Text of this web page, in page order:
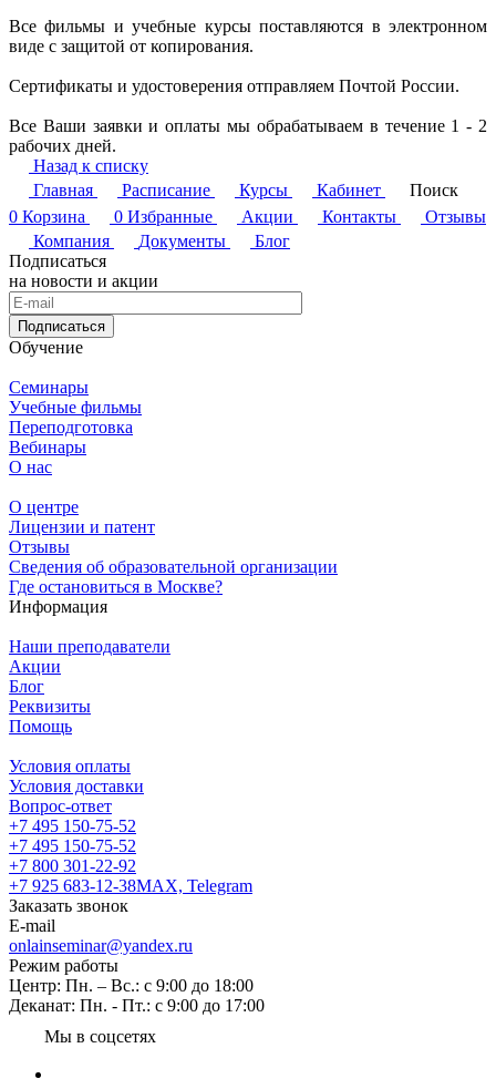
Все фильмы и учебные курсы поставляются в электронном
виде с защитой от копирования.
Сертификаты и удостоверения отправляем Почтой России.
Все Ваши заявки и оплаты мы обрабатываем в течение 1 - 2
рабочих дней.
Назад к списку
Главная
Расписание Курсы Кабинет
Поиск
0 Корзина 0 Избранные Акции Контакты
Отзывы
Компания
Документы
Блог
Подписаться
на новости и акции
Подписаться
Обучение
Семинары
Учебные фильмы
Переподготовка
Вебинары
О нас
О центре
Лицензии и патент
Отзывы
Сведения об образовательной организации
Где остановиться в Москве?
Информация
Наши преподаватели
Акции
Блог
Реквизиты
Помощь
Условия оплаты
Условия доставки
Вопрос-ответ
+7 495 150-75-52
+7 495 150-75-52
+7 800 301-22-92
+7 925 683-12-38MAX, Telegram
Заказать звонок
E-mail
onlainseminar@yandex.ru
Режим работы
Центр: Пн. – Вс.: с 9:00 до 18:00
Деканат: Пн. - Пт.: с 9:00 до 17:00
Мы в соцсетях